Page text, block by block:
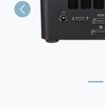
Previous